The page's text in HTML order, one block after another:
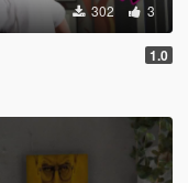
302 3
1.0